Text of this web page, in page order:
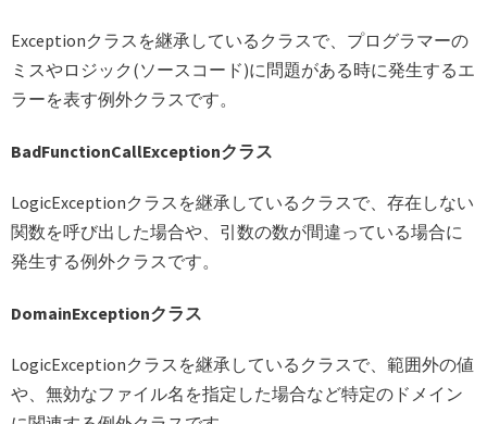
Exceptionクラスを継承しているクラスで、プログラマーの
ミスやロジック(ソースコード)に問題がある時に発生するエ
ラーを表す例外クラスです。
BadFunctionCallExceptionクラス
LogicExceptionクラスを継承しているクラスで、存在しない
関数を呼び出した場合や、引数の数が間違っている場合に
発生する例外クラスです。
DomainExceptionクラス
LogicExceptionクラスを継承しているクラスで、範囲外の値
や、無効なファイル名を指定した場合など特定のドメイン